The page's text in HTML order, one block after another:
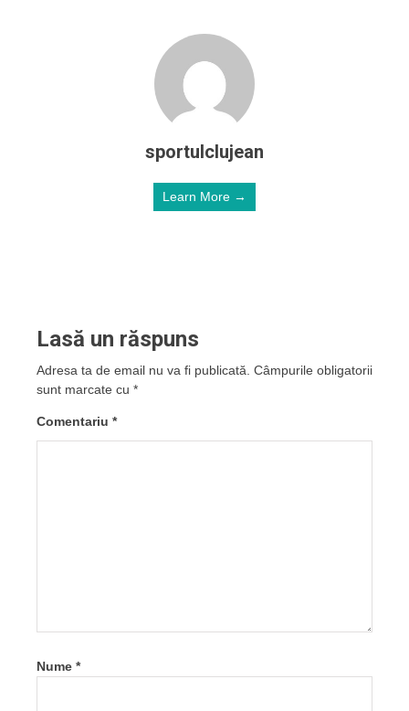
sportulclujean
Learn More →
Lasă un răspuns
Adresa ta de email nu va fi publicată. Câmpurile obligatorii
sunt marcate cu *
Comentariu *
Nume *